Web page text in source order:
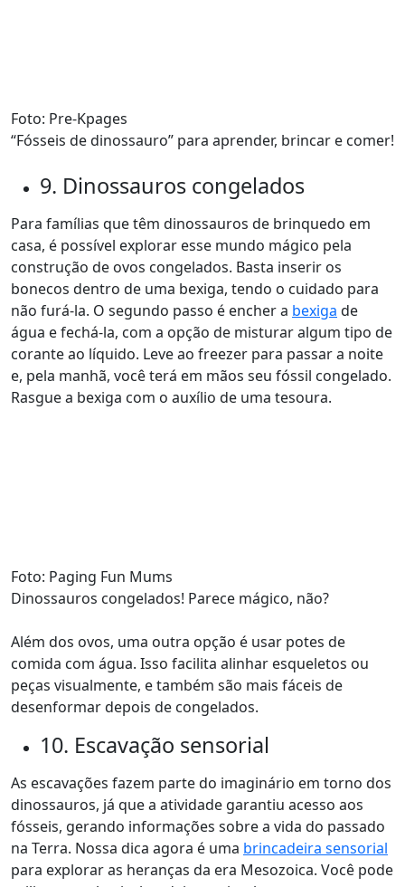
Foto: Pre-Kpages
“Fósseis de dinossauro” para aprender, brincar e comer!
9. Dinossauros congelados
Para famílias que têm dinossauros de brinquedo em
casa, é possível explorar esse mundo mágico pela
construção de ovos congelados. Basta inserir os
bonecos dentro de uma bexiga, tendo o cuidado para
não furá-la. O segundo passo é encher a bexiga de
água e fechá-la, com a opção de misturar algum tipo de
corante ao líquido. Leve ao freezer para passar a noite
e, pela manhã, você terá em mãos seu fóssil congelado.
Rasgue a bexiga com o auxílio de uma tesoura.
Foto: Paging Fun Mums
Dinossauros congelados! Parece mágico, não?
Além dos ovos, uma outra opção é usar potes de
comida com água. Isso facilita alinhar esqueletos ou
peças visualmente, e também são mais fáceis de
desenformar depois de congelados.
10. Escavação sensorial
As escavações fazem parte do imaginário em torno dos
dinossauros, já que a atividade garantiu acesso aos
fósseis, gerando informações sobre a vida do passado
na Terra. Nossa dica agora é uma brincadeira sensorial
para explorar as heranças da era Mesozoica. Você pode